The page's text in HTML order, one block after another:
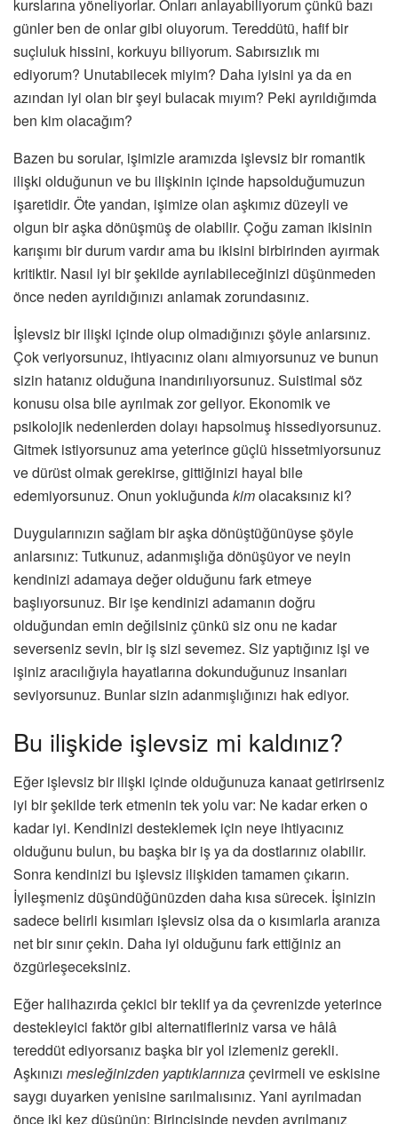
kurslarına yöneliyorlar. Onları anlayabiliyorum çünkü bazı
günler ben de onlar gibi oluyorum. Tereddütü, hafif bir
suçluluk hissini, korkuyu biliyorum. Sabırsızlık mı
ediyorum? Unutabilecek miyim? Daha iyisini ya da en
azından iyi olan bir şeyi bulacak mıyım? Peki ayrıldığımda
ben kim olacağım?
Bazen bu sorular, işimizle aramızda işlevsiz bir romantik
ilişki olduğunun ve bu ilişkinin içinde hapsolduğumuzun
işaretidir. Öte yandan, işimize olan aşkımız düzeyli ve
olgun bir aşka dönüşmüş de olabilir. Çoğu zaman ikisinin
karışımı bir durum vardır ama bu ikisini birbirinden ayırmak
kritiktir. Nasıl iyi bir şekilde ayrılabileceğinizi düşünmeden
önce neden ayrıldığınızı anlamak zorundasınız.
İşlevsiz bir ilişki içinde olup olmadığınızı şöyle anlarsınız.
Çok veriyorsunuz, ihtiyacınız olanı almıyorsunuz ve bunun
sizin hatanız olduğuna inandırılıyorsunuz. Suistimal söz
konusu olsa bile ayrılmak zor geliyor. Ekonomik ve
psikolojik nedenlerden dolayı hapsolmuş hissediyorsunuz.
Gitmek istiyorsunuz ama yeterince güçlü hissetmiyorsunuz
ve dürüst olmak gerekirse, gittiğinizi hayal bile
edemiyorsunuz. Onun yokluğundakimolacaksınız ki?
Duygularınızın sağlam bir aşka dönüştüğünüyse şöyle
anlarsınız: Tutkunuz, adanmışlığa dönüşüyor ve neyin
kendinizi adamaya değer olduğunu fark etmeye
başlıyorsunuz. Bir işe kendinizi adamanın doğru
olduğundan emin değilsiniz çünkü siz onu ne kadar
severseniz sevin, bir iş sizi sevemez. Siz yaptığınız işi ve
işiniz aracılığıyla hayatlarına dokunduğunuz insanları
seviyorsunuz. Bunlar sizin adanmışlığınızı hak ediyor.
Bu ilişkide işlevsiz mi kaldınız?
Eğer işlevsiz bir ilişki içinde olduğunuza kanaat getirirseniz
iyi bir şekilde terk etmenin tek yolu var: Ne kadar erken o
kadar iyi. Kendinizi desteklemek için neye ihtiyacınız
olduğunu bulun, bu başka bir iş ya da dostlarınız olabilir.
Sonra kendinizi bu işlevsiz ilişkiden tamamen çıkarın.
İyileşmeniz düşündüğünüzden daha kısa sürecek. İşinizin
sadece belirli kısımları işlevsiz olsa da o kısımlarla aranıza
net bir sınır çekin. Daha iyi olduğunu fark ettiğiniz an
özgürleşeceksiniz.
Eğer halihazırda çekici bir teklif ya da çevrenizde yeterince
destekleyici faktör gibi alternatifleriniz varsa ve hâlâ
tereddüt ediyorsanız başka bir yol izlemeniz gerekli.
Aşkınızı mesleğinizden yaptıklarınızaçevirmeli ve eskisine
saygı duyarken yenisine sarılmalısınız. Yani ayrılmadan
önce iki kez düşünün: Birincisinde neyden ayrılmanız